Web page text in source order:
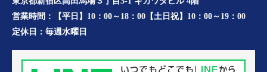
営業時間：
【平日】10：00～18：00【土日祝】10：00～19：00
定休日： 毎週水曜日